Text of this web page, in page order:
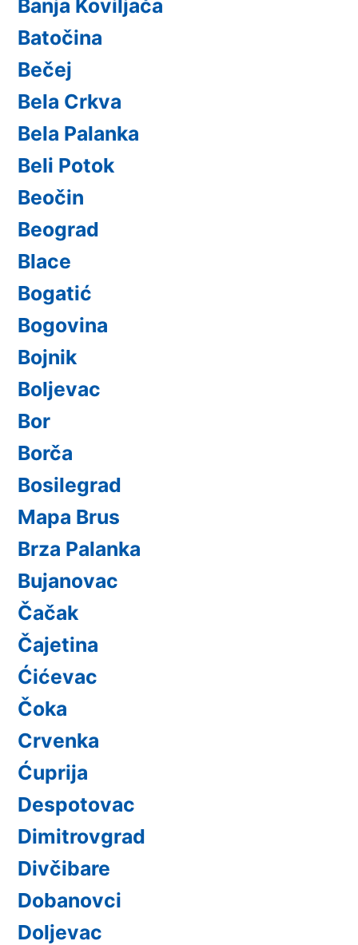
Banja Koviljača
Batočina
Bečej
Bela Crkva
Bela Palanka
Beli Potok
Beočin
Beograd
Blace
Bogatić
Bogovina
Bojnik
Boljevac
Bor
Borča
Bosilegrad
Mapa Brus
Brza Palanka
Bujanovac
Čačak
Čajetina
Ćićevac
Čoka
Crvenka
Ćuprija
Despotovac
Dimitrovgrad
Divčibare
Dobanovci
Doljevac